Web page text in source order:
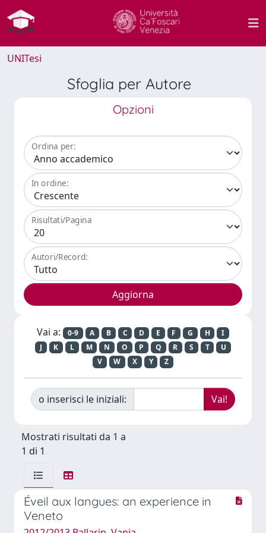
UNITesi
Sfoglia per Autore
Opzioni
Ordina per:
In ordine:
Risultati/Pagina
Autori/Record:
Vai a: 0-9 A B C D E F G H
I
J
K L M N O P Q R S T
U
V
W X Y Z
o inserisci le iniziali:
Mostrati risultati da 1 a
1 di 1
Éveil aux langues: an experience in
Veneto